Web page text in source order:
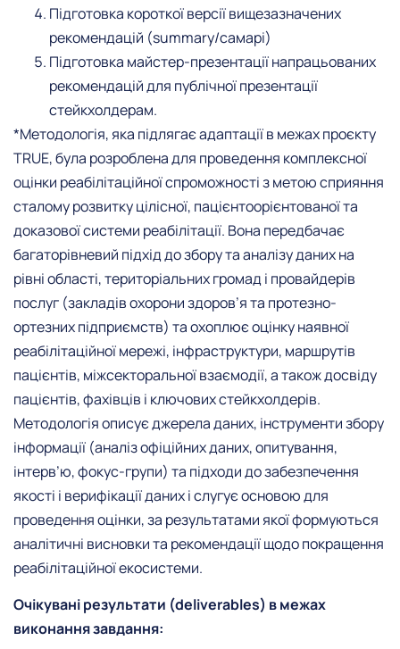
Підготовка короткої версії вищезазначених
рекомендацій (summary/самарі)
Підготовка майстер-презентації напрацьованих
рекомендацій для публічної презентації
стейкхолдерам.
*Методологія, яка підлягає адаптації в межах проєкту
TRUE, була розроблена для проведення комплексної
оцінки реабілітаційної спроможності з метою сприяння
сталому розвитку цілісної, пацієнтоорієнтованої та
доказової системи реабілітації. Вона передбачає
багаторівневий підхід до збору та аналізу даних на
рівні області, територіальних громад і провайдерів
послуг (закладів охорони здоров’я та протезно-
ортезних підприємств) та охоплює оцінку наявної
реабілітаційної мережі, інфраструктури, маршрутів
пацієнтів, міжсекторальної взаємодії, а також досвіду
пацієнтів, фахівців і ключових стейкхолдерів.
Методологія описує джерела даних, інструменти збору
інформації (аналіз офіційних даних, опитування,
інтерв’ю, фокус-групи) та підходи до забезпечення
якості і верифікації даних і слугує основою для
проведення оцінки, за результатами якої формуються
аналітичні висновки та рекомендації щодо покращення
реабілітаційної екосистеми.
Очікувані результати (deliverables) в межах
виконання завдання: